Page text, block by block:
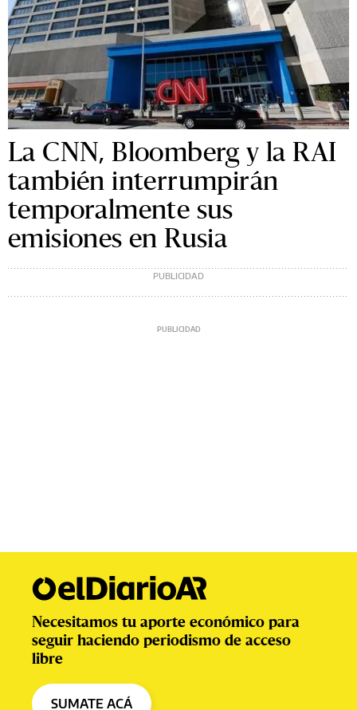
La CNN, Bloomberg y la RAI
también interrumpirán
temporalmente sus
emisiones en Rusia
Necesitamos tu aporte económico para
seguir haciendo periodismo de acceso
libre
SUMATE ACÁ